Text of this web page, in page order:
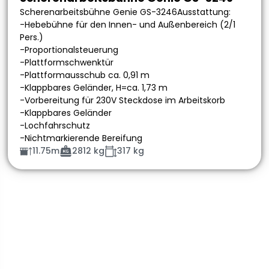
Scherenarbeitsbühne Genie GS-3246Ausstattung:
-Hebebühne für den Innen- und Außenbereich (2/1
Pers.)
-Proportionalsteuerung
-Plattformschwenktür
-Plattformausschub ca. 0,91 m
-Klappbares Geländer, H=ca. 1,73 m
-Vorbereitung für 230V Steckdose im Arbeitskorb
-Klappbares Geländer
-Lochfahrschutz
-Nichtmarkierende Bereifung
11.75m
2812 kg 317 kg